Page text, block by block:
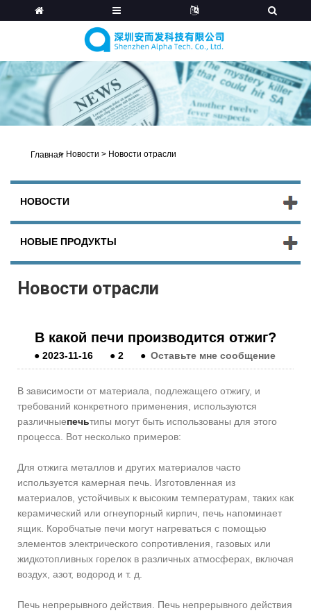
Главная
> Новости > Новости отрасли
НОВОСТИ
НОВЫЕ ПРОДУКТЫ
Новости отрасли
В какой печи производится отжиг?
● 2023-11-16 ● 2 ● Оставьте мне сообщение
В зависимости от материала, подлежащего отжигу, и
требований конкретного применения, используются
различныепечьтипы могут быть использованы для этого
процесса. Вот несколько примеров:
Для отжига металлов и других материалов часто
используется камерная печь. Изготовленная из
материалов, устойчивых к высоким температурам, таких как
керамический или огнеупорный кирпич, печь напоминает
ящик. Коробчатые печи могут нагреваться с помощью
элементов электрического сопротивления, газовых или
жидкотопливных горелок в различных атмосферах, включая
воздух, азот, водород и т. д.
Печь непрерывного действия. Печь непрерывного действия